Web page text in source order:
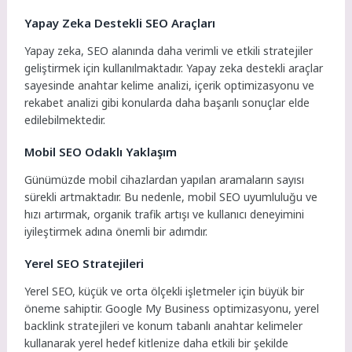
Yapay Zeka Destekli SEO Araçları
Yapay zeka, SEO alanında daha verimli ve etkili stratejiler
geliştirmek için kullanılmaktadır. Yapay zeka destekli araçlar
sayesinde anahtar kelime analizi, içerik optimizasyonu ve
rekabet analizi gibi konularda daha başarılı sonuçlar elde
edilebilmektedir.
Mobil SEO Odaklı Yaklaşım
Günümüzde mobil cihazlardan yapılan aramaların sayısı
sürekli artmaktadır. Bu nedenle, mobil SEO uyumluluğu ve
hızı artırmak, organik trafik artışı ve kullanıcı deneyimini
iyileştirmek adına önemli bir adımdır.
Yerel SEO Stratejileri
Yerel SEO, küçük ve orta ölçekli işletmeler için büyük bir
öneme sahiptir. Google My Business optimizasyonu, yerel
backlink stratejileri ve konum tabanlı anahtar kelimeler
kullanarak yerel hedef kitlenize daha etkili bir şekilde